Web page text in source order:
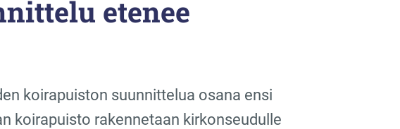
etenee
koirapuiston suunnittelua osana ensi
koirapuisto rakennetaan kirkonseudulle